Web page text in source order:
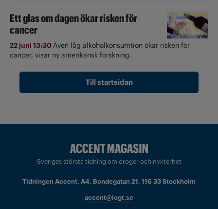
Ett glas om dagen ökar risken för
cancer
22 juni 13:30Även låg alkoholkonsumtion ökar risken för
cancer, visar ny amerikansk forskning.
Till startsidan
Sveriges största tidning om droger och nykterhet
Tidningen Accent, A4, Bondegatan 21, 116 33 Stockholm
accent@iogt.se